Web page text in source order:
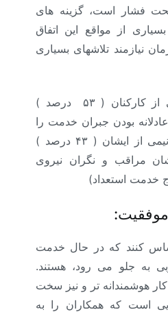
فشار است، گزینه های
از مواقع این اتفاق
نیازمند تلاشهای بسیاری
در نتیجه بیش از نیمی از کارکنان ( ۵۳ درصد )
بودن جبران خدمت را
ابراز کردند. نزدیک به نیمی از ایشان ( ۴۳ درصد )
مراقب و نگران نیروی
استعداد)
کنند که در حال خدمت
به جلو می رود، هستند.
هوشمندانه تر و نیز سخت
است که همکاران را به